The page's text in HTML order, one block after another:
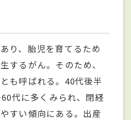
り、胎児を育てるため
するがん。そのため、
も呼ばれる。40代後半
代に多くみられ、閉経
すい傾向にある。出産